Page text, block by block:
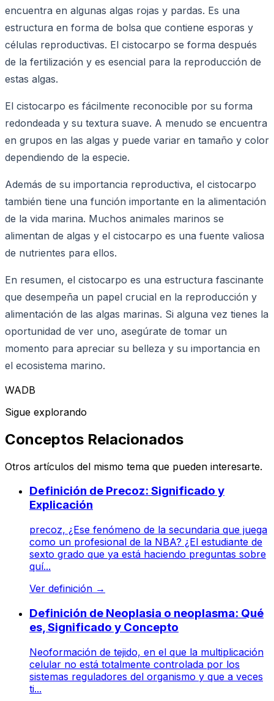
encuentra en algunas algas rojas y pardas. Es una
estructura en forma de bolsa que contiene esporas y
células reproductivas. El cistocarpo se forma después
de la fertilización y es esencial para la reproducción de
estas algas.
El cistocarpo es fácilmente reconocible por su forma
redondeada y su textura suave. A menudo se encuentra
en grupos en las algas y puede variar en tamaño y color
dependiendo de la especie.
Además de su importancia reproductiva, el cistocarpo
también tiene una función importante en la alimentación
de la vida marina. Muchos animales marinos se
alimentan de algas y el cistocarpo es una fuente valiosa
de nutrientes para ellos.
En resumen, el cistocarpo es una estructura fascinante
que desempeña un papel crucial en la reproducción y
alimentación de las algas marinas. Si alguna vez tienes la
oportunidad de ver uno, asegúrate de tomar un
momento para apreciar su belleza y su importancia en
el ecosistema marino.
WADB
Sigue explorando
Conceptos Relacionados
Otros artículos del mismo tema que pueden interesarte.
Definición de Precoz: Significado y
Explicación
precoz, ¿Ese fenómeno de la secundaria que juega
como un profesional de la NBA? ¿El estudiante de
sexto grado que ya está haciendo preguntas sobre
quí...
Ver definición →
Definición de Neoplasia o neoplasma: Qué
es, Significado y Concepto
Neoformación de tejido, en el que la multiplicación
celular no está totalmente controlada por los
sistemas reguladores del organismo y que a veces
ti...